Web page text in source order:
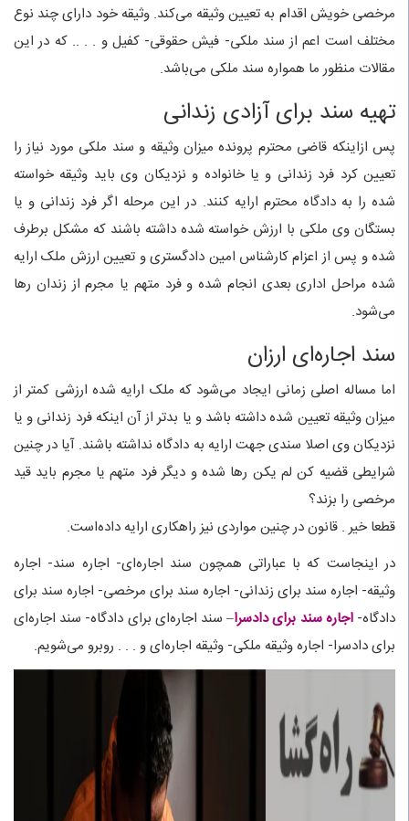
مرخصی خویش اقدام به تعیین وثیقه می‌کند. وثیقه خود دارای چند نوع
مختلف است اعم از سند ملکی- فیش حقوقی- کفیل و . . .. که در این
مقالات منظور ما همواره سند ملکی می‌باشد.
تهیه سند برای آزادی زندانی
پس ازاینکه قاضی محترم پرونده میزان وثیقه و سند ملکی مورد نیاز را
تعیین کرد فرد زندانی و یا خانواده و نزدیکان وی باید وثیقه خواسته
شده را به دادگاه محترم ارایه کنند. در این مرحله اگر فرد زندانی و یا
بستگان وی ملکی با ارزش خواسته شده داشته باشند که مشکل برطرف
شده و پس از اعزام کارشناس امین دادگستری و تعیین ارزش ملک ارایه
شده مراحل اداری بعدی انجام شده و فرد متهم یا مجرم از زندان رها
می‌شود.
سند اجاره‌ای ارزان
اما مساله اصلی زمانی ایجاد می‌شود که ملک ارایه شده ارزشی کمتر از
میزان وثیقه تعیین شده داشته باشد و یا بدتر از آن اینکه فرد زندانی و یا
نزدیکان وی اصلا سندی جهت ارایه به دادگاه نداشته باشند. آیا در چنین
شرایطی قضیه کن لم یکن رها شده و دیگر فرد متهم یا مجرم باید قید
مرخصی را بزند؟
قطعا خیر . قانون در چنین مواردی نیز راهکاری ارایه داده‌است.
در اینجاست که با عباراتی همچون سند اجاره‌ای- اجاره سند- اجاره
وثیقه- اجاره سند برای زندانی- اجاره سند برای مرخصی- اجاره سند برای
دادگاه-اجاره سند برای دادسرا– سند اجاره‌ای برای دادگاه- سند اجاره‌ای
برای دادسرا- اجاره وثیقه ملکی- وثیقه اجاره‌ای و . . . روبرو می‌شویم.